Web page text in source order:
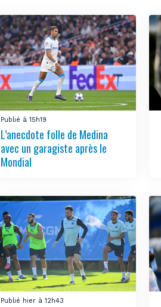
Publié à 15h19
L’anecdote folle de Medina
avec un garagiste après le
Mondial
Publié hier à 12h43